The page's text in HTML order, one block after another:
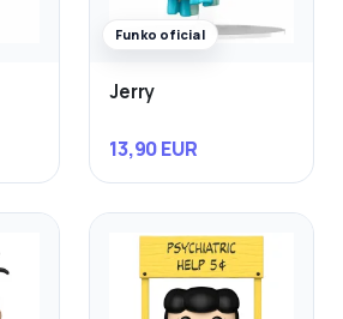
Funko oficial
Jerry
13,90 EUR